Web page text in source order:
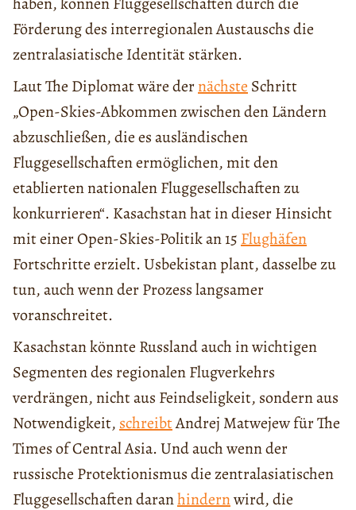
Förderung des interregionalen Austauschs die
zentralasiatische Identität stärken.
Laut The Diplomat wäre dernächste Schritt
„Open-Skies-Abkommen zwischen den Ländern
abzuschließen, die es ausländischen
Fluggesellschaften ermöglichen, mit den
etablierten nationalen Fluggesellschaften zu
konkurrieren“. Kasachstan hat in dieser Hinsicht
mit einer Open-Skies-Politik an 15 Flughäfen
Fortschritte erzielt. Usbekistan plant, dasselbe zu
tun, auch wenn der Prozess langsamer
voranschreitet.
Kasachstan könnte Russland auch in wichtigen
Segmenten des regionalen Flugverkehrs
verdrängen, nicht aus Feindseligkeit, sondern aus
Notwendigkeit, schreibtAndrej Matwejew für The
Times of Central Asia. Und auch wenn der
russische Protektionismus die zentralasiatischen
Fluggesellschaften daranhindernwird, die